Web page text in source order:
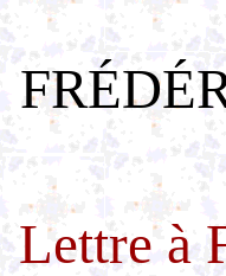
Lettre à